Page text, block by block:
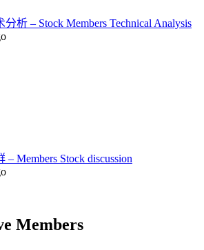
析 – Stock Members Technical Analysis
Members Stock discussion
Members